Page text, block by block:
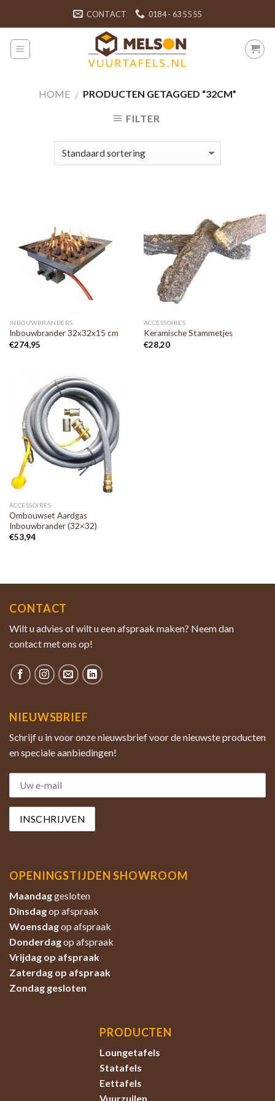
content
CONTACT 0184 - 63 55 55
HOME / PRODUCTEN GETAGGED “32CM”
FILTER
INBOUWBRANDERS
Inbouwbrander 32x32x15 cm
€274,95
ACCESSOIRES
Keramische Stammetjes
€28,20
ACCESSOIRES
Ombouwset Aardgas
Inbouwbrander (32×32)
€53,94
CONTACT
Wilt u advies of wilt u een afspraak maken? Neem dan
contact met ons op!
NIEUWSBRIEF
Schrijf u in voor onze nieuwsbrief voor de nieuwste producten
en speciale aanbiedingen!
OPENINGSTIJDEN SHOWROOM
Maandaggesloten
Dinsdagop afspraak
Woensdagop afspraak
Donderdagop afspraak
Vrijdag op afspraak
Zaterdag op afspraak
Zondag gesloten
PRODUCTEN
Loungetafels
Statafels
Eettafels
Vuurzuilen